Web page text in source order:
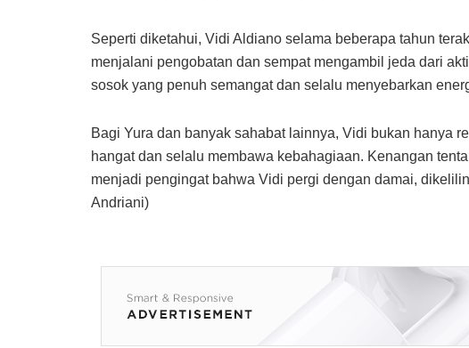
Seperti diketahui, Vidi Aldiano selama beberapa tahun
menjalani pengobatan dan sempat mengambil jeda dari
sosok yang penuh semangat dan selalu menyebarkan
Bagi Yura dan banyak sahabat lainnya, Vidi bukan hanya
hangat dan selalu membawa kebahagiaan. Kenangan
menjadi pengingat bahwa Vidi pergi dengan damai,
Andriani)